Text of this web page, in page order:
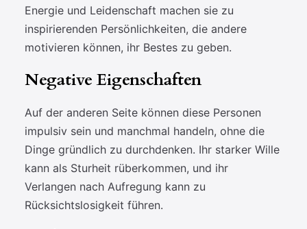
Energie und Leidenschaft machen sie zu
inspirierenden Persönlichkeiten, die andere
motivieren können, ihr Bestes zu geben.
Negative Eigenschaften
Auf der anderen Seite können diese Personen
impulsiv sein und manchmal handeln, ohne die
Dinge gründlich zu durchdenken. Ihr starker Wille
kann als Sturheit rüberkommen, und ihr
Verlangen nach Aufregung kann zu
Rücksichtslosigkeit führen.